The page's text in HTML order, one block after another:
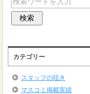
カテゴリー
スタッフの呟き
マスコミ掲載実績